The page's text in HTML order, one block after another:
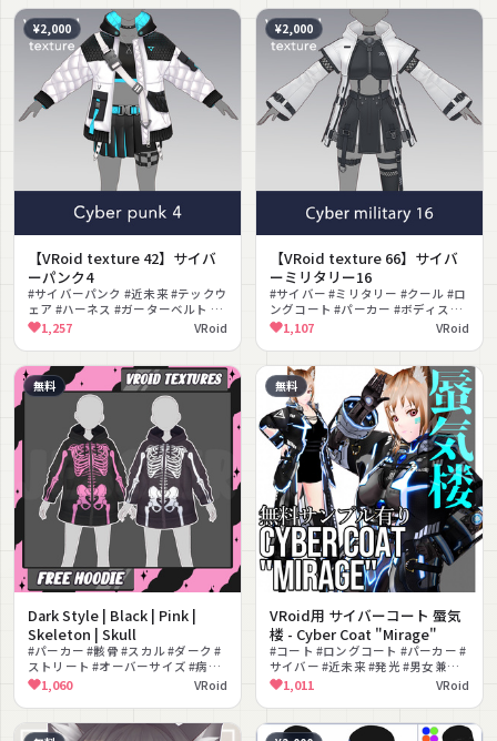
¥2,000
【VRoid texture 42】サイバ
ーパンク4
#サイバーパンク #近未来 #テックウ
ェア #ハーネス #ガーターベルト #
厚底ブーツ #VRoid衣装 #クール
1,257 VRoid
¥2,000
【VRoid texture 66】サイバ
ーミリタリー16
#サイバー #ミリタリー #クール #ロ
ングコート #パーカー #ボディスー
ツ #ペンシルスカート #ロングブー
ツ #近未来 #かっこいい
1,107 VRoid
無料
Dark Style | Black | Pink |
Skeleton | Skull
#パーカー #骸骨 #スカル #ダーク #
ストリート #オーバーサイズ #病み
かわいい #無料 #衣装テクスチャ #
ハロウィン
1,060 VRoid
無料
VRoid用 サイバーコート 蜃気
楼 - Cyber Coat "Mirage"
#コート #ロングコート #パーカー #
サイバー #近未来 #発光 #男女兼用 #
無料 #重ね着 #テックウェア
1,011 VRoid